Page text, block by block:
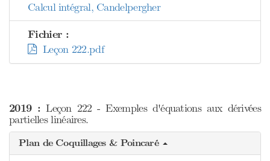
Calcul intégral, Candelpergher
Fichier :
Leçon 222.pdf
2019 : Leçon 222 - Exemples d'équations aux dérivées
partielles linéaires.
Plan de Coquillages & Poincaré